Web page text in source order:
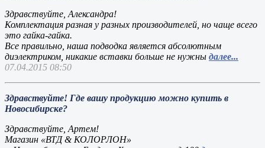
Здравствуйте, Александра!
Комплектация разная у разных производителей, но чаще всего
это гайка-гайка.
Все правильно, наша подводка является абсолютным
диэлектриком, никакие вставки больше не нужны далее...
07.04.2015 08:50
Здравствуйте! Где вашу продукцию можно купить в
Новосибирске?
Здравствуйте, Артем!
Магазин «ВТД & КОЛОРЛОН»